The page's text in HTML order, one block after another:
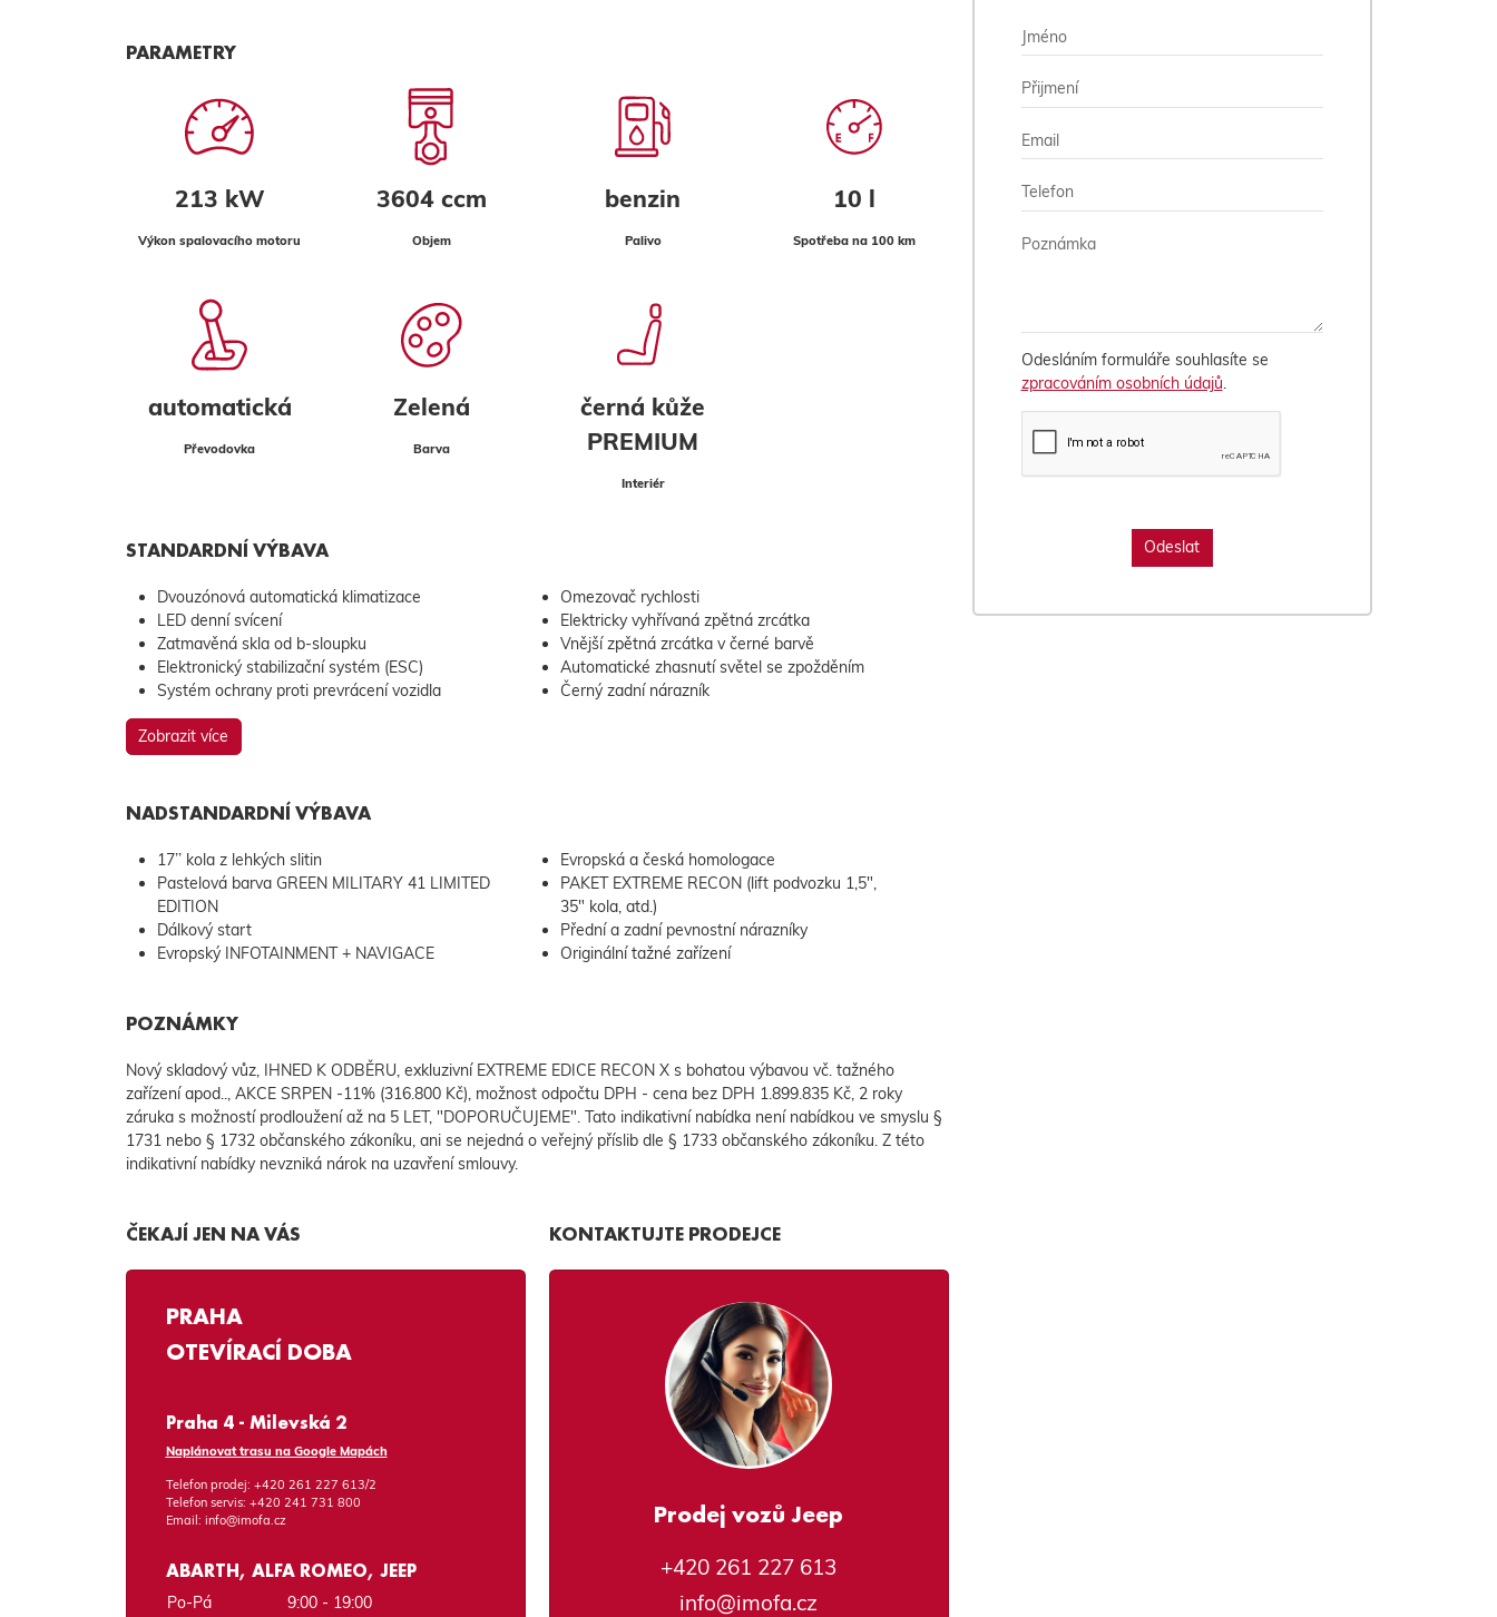
PARAMETRY
213 kW
Výkon spalovacího motoru
3604 ccm
Objem
benzin
Palivo
10 l
Spotřeba na 100 km
automatická
Převodovka
Zelená
Barva
černá kůže
PREMIUM
Interiér
STANDARDNÍ VÝBAVA
Dvouzónová automatická klimatizace
LED denní svícení
Zatmavěná skla od b-sloupku
Elektronický stabilizační systém (ESC)
Systém ochrany proti prevrácení vozidla
Omezovač rychlosti
Elektricky vyhřívaná zpětná zrcátka
Vnější zpětná zrcátka v černé barvě
Automatické zhasnutí světel se zpožděním
Černý zadní nárazník
Zobrazit více
NADSTANDARDNÍ VÝBAVA
17’’ kola z lehkých slitin
Pastelová barva GREEN MILITARY 41 LIMITED
EDITION
Dálkový start
Evropský INFOTAINMENT + NAVIGACE
Evropská a česká homologace
PAKET EXTREME RECON (lift podvozku 1,5",
35" kola, atd.)
Přední a zadní pevnostní nárazníky
Originální tažné zařízení
POZNÁMKY
Nový skladový vůz, IHNED K ODBĚRU, exkluzivní EXTREME EDICE RECON X s bohatou výbavou vč. tažného
zařízení apod.., AKCE SRPEN -11% (316.800 Kč), možnost odpočtu DPH - cena bez DPH 1.899.835 Kč, 2 roky
záruka s možností prodloužení až na 5 LET, "DOPORUČUJEME". Tato indikativní nabídka není nabídkou ve smyslu §
1731 nebo § 1732 občanského zákoníku, ani se nejedná o veřejný příslib dle § 1733 občanského zákoníku. Z této
indikativní nabídky nevzniká nárok na uzavření smlouvy.
ČEKAJÍ JEN NA VÁS
PRAHA
OTEVÍRACÍ DOBA
Praha 4 - Milevská 2
Naplánovat trasu na Google Mapách
Telefon prodej: +420 261 227 613/2
Telefon servis: +420 241 731 800
Email: info@imofa.cz
ABARTH, ALFA ROMEO, JEEP
Po-Pá
9:00 - 19:00
KONTAKTUJTE PRODEJCE
Prodej vozů Jeep
+420 261 227 613
info@imofa.cz
Odesláním formuláře souhlasíte se
zpracováním osobních údajů.